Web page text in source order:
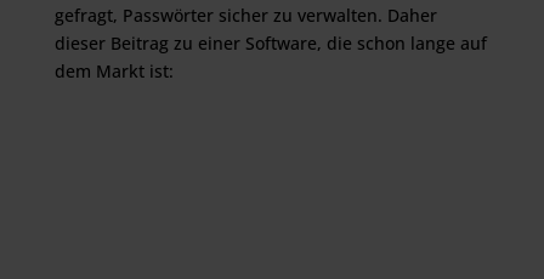
gefragt, Passwörter sicher zu verwalten. Daher
dieser Beitrag zu einer Software, die schon lange auf
dem Markt ist: